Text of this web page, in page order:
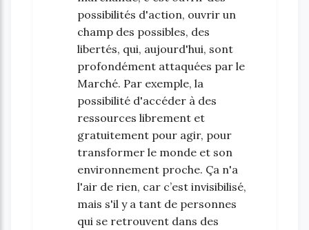
possibilités d'action, ouvrir un
champ des possibles, des
libertés, qui, aujourd'hui, sont
profondément attaquées par le
Marché. Par exemple, la
possibilité d'accéder à des
ressources librement et
gratuitement pour agir, pour
transformer le monde et son
environnement proche. Ça n'a
l'air de rien, car c’est invisibilisé,
mais s'il y a tant de personnes
qui se retrouvent dans des